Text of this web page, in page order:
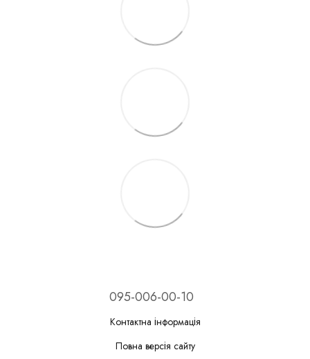
095-006-00-10
Контактна інформація
Повна версія сайту